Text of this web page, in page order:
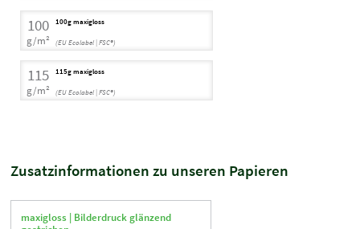
100
g/m²
100g maxigloss
(EU Ecolabel | FSC®)
115
g/m²
115g maxigloss
(EU Ecolabel | FSC®)
Zusatzinformationen zu unseren Papieren
maxigloss | Bilderdruck glänzend